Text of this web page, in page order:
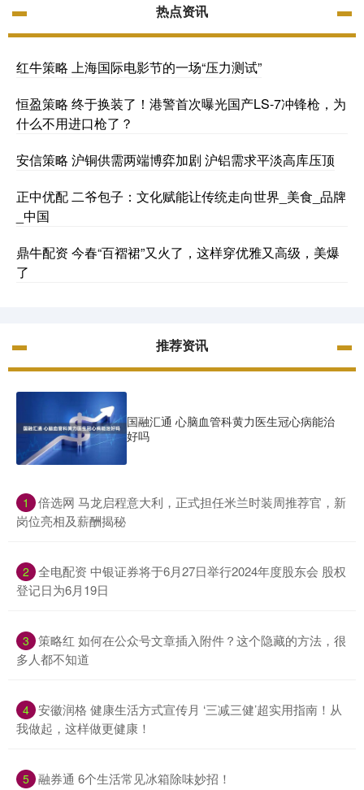
热点资讯
红牛策略 上海国际电影节的一场“压力测试”
恒盈策略 终于换装了！港警首次曝光国产LS-7冲锋枪，为
什么不用进口枪了？
安信策略 沪铜供需两端博弈加剧 沪铝需求平淡高库压顶
正中优配 二爷包子：文化赋能让传统走向世界_美食_品牌
_中国
鼎牛配资 今春“百褶裙”又火了，这样穿优雅又高级，美爆
了
推荐资讯
国融汇通 心脑血管科黄力医生冠心病能治
好吗
1
​倍选网 马龙启程意大利，正式担任米兰时装周推荐官，新
岗位亮相及薪酬揭秘
2 ​全电配资 中银证券将于6月27日举行2024年度股东会 股权
登记日为6月19日
3 ​策略红 如何在公众号文章插入附件？这个隐藏的方法，很
多人都不知道
4 ​安徽润格 健康生活方式宣传月 ‘三减三健’超实用指南！从
我做起，这样做更健康！
5 ​融券通 6个生活常见冰箱除味妙招！